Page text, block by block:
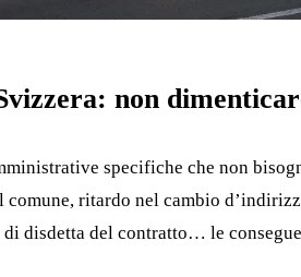
non
specifiche che non
ritardo nel cambio
disdetta del contratto… le